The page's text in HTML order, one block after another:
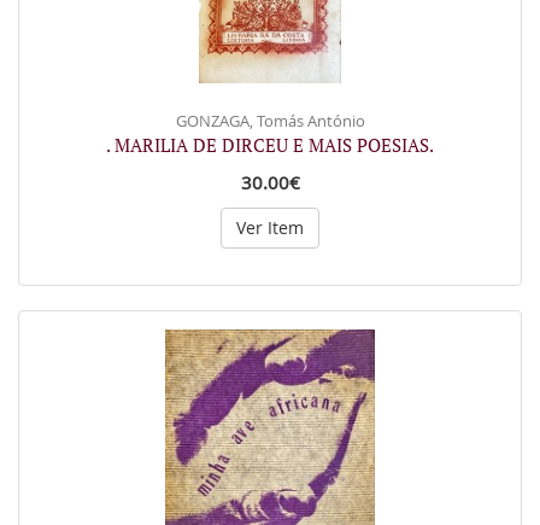
GONZAGA, Tomás António
. MARILIA DE DIRCEU E MAIS POESIAS.
30.00€
Ver Item